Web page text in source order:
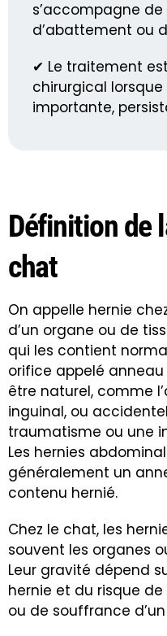
s’accompagne
d’abattement ou
✔ Le traitement
chirurgical
importante,
Définition de
chat
On appelle hernie
d’un organe ou de
qui les contient
orifice appelé
être naturel, comme
inguinal, ou
traumatisme ou une
Les hernies
généralement un
contenu hernié.
Chez le chat, les
souvent les organes
Leur gravité dépend
hernie et du risque
ou de souffrance